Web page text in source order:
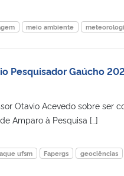
meio ambiente
Pesquisador Gaúcho
Otavio Acevedo sobre ser
Amparo à Pesquisa […]
ufsm Fapergs geociências